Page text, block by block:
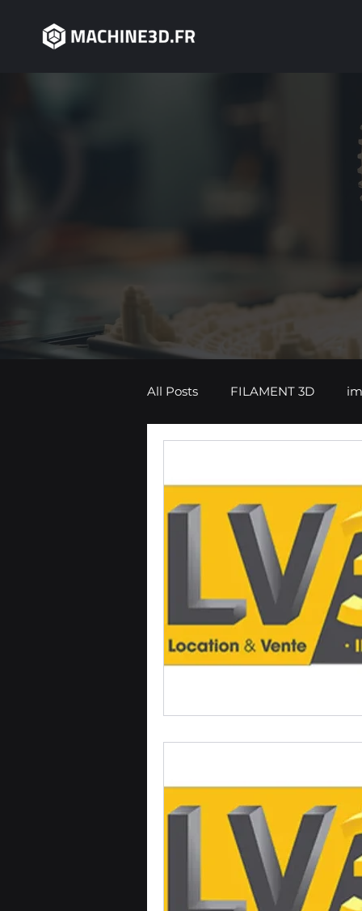
All Posts FILAMENT 3D
CONCESSION LV3D
IMPRIMANTE 3D RESINE
IMPRIMANTE 3D
SCANNER 3D SCANNER
Refaire une piece en 3D